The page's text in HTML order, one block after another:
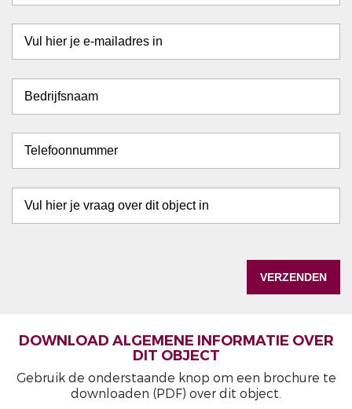
DOWNLOAD ALGEMENE INFORMATIE OVER
DIT OBJECT
Gebruik de onderstaande knop om een brochure te
downloaden (PDF) over dit object.